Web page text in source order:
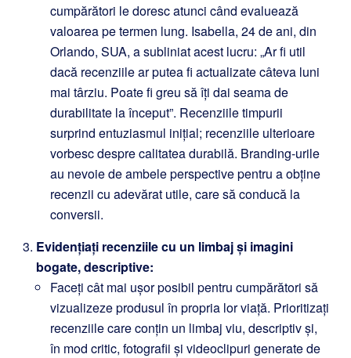
cumpărători le doresc atunci când evaluează
valoarea pe termen lung. Isabella, 24 de ani, din
Orlando, SUA, a subliniat acest lucru: „Ar fi util
dacă recenziile ar putea fi actualizate câteva luni
mai târziu. Poate fi greu să îți dai seama de
durabilitate la început”. Recenziile timpurii
surprind entuziasmul inițial; recenziile ulterioare
vorbesc despre calitatea durabilă. Branding-urile
au nevoie de ambele perspective pentru a obține
recenzii cu adevărat utile, care să conducă la
conversii.
Evidențiați recenziile cu un limbaj și imagini
bogate, descriptive:
Faceți cât mai ușor posibil pentru cumpărători să
vizualizeze produsul în propria lor viață. Prioritizați
recenziile care conțin un limbaj viu, descriptiv și,
în mod critic, fotografii și videoclipuri generate de